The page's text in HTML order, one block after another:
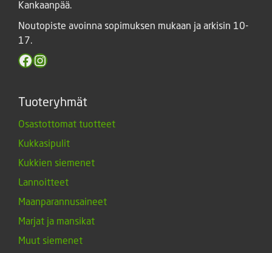
Kankaanpää.
Noutopiste avoinna sopimuksen mukaan ja arkisin 10-
17.
Facebook
Instagram
Tuoteryhmät
Osastottomat tuotteet
Kukkasipulit
Kukkien siemenet
Lannoitteet
Maanparannusaineet
Marjat ja mansikat
Muut siemenet